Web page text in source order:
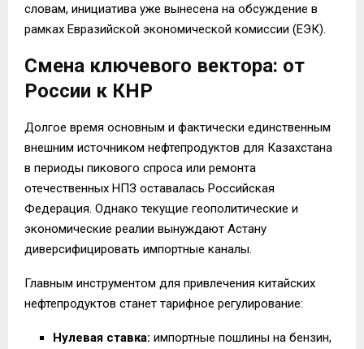
словам, инициатива уже вынесена на обсуждение в
рамках Евразийской экономической комиссии (ЕЭК).
Смена ключевого вектора: от
России к КНР
Долгое время основным и фактически единственным
внешним источником нефтепродуктов для Казахстана
в периоды пикового спроса или ремонта
отечественных НПЗ оставалась Российская
Федерация. Однако текущие геополитические и
экономические реалии вынуждают Астану
диверсифицировать импортные каналы.
Главным инструментом для привлечения китайских
нефтепродуктов станет тарифное регулирование:
Нулевая ставка: импортные пошлины на бензин,